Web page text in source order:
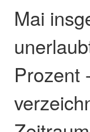
Mai
Prozent